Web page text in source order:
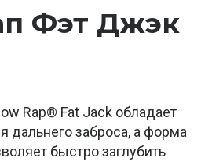
Фэт Джэк
Rap® Fat Jack обладает
дальнего заброса, а форма
быстро заглубить